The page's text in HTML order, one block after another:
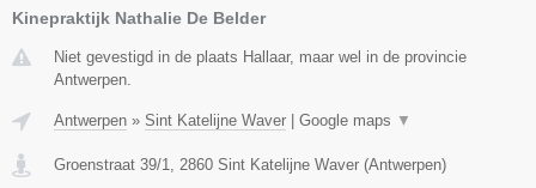
Kinepraktijk Nathalie De Belder
Niet gevestigd in de plaats Hallaar, maar wel in de provincie
Antwerpen.
Antwerpen » Sint Katelijne Waver Google maps ▼
Groenstraat 39/1, 2860 Sint Katelijne Waver (Antwerpen)